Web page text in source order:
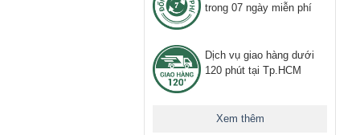
trong 07 ngày miễn phí
Dịch vụ giao hàng dưới
120 phút tại Tp.HCM
Xem thêm